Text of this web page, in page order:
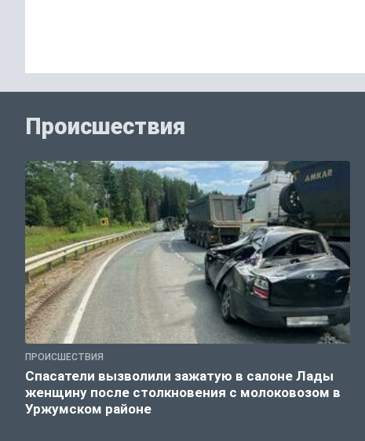
Происшествия
ПРОИСШЕСТВИЯ
Спасатели вызволили зажатую в салоне Лады
женщину после столкновения с молоковозом в
Уржумском районе